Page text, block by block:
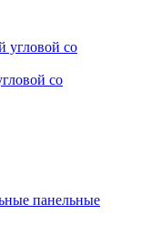
со
панельные